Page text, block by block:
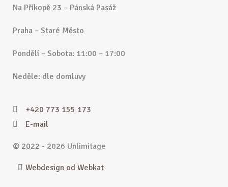
Na Příkopě 23 – Pánská Pasáž
Praha – Staré Město
Pondělí – Sobota: 11:00 – 17:00
Neděle: dle domluvy
+420 773 155 173
E-mail
© 2022 - 2026 Unlimitage
Webdesign od Webkat